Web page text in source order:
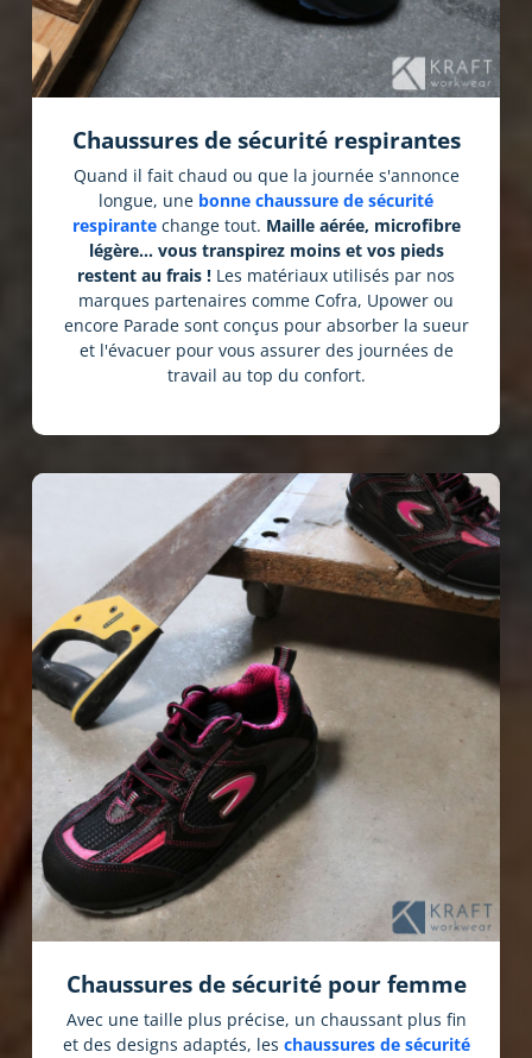
Chaussures de sécurité respirantes
Quand il fait chaud ou que la journée s'annonce
longue, une bonne chaussure de sécurité
respirantechange tout. Maille aérée, microfibre
légère… vous transpirez moins et vos pieds
restent au frais ! Les matériaux utilisés par nos
marques partenaires comme Cofra, Upower ou
encore Parade sont conçus pour absorber la sueur
et l'évacuer pour vous assurer des journées de
travail au top du confort.
Chaussures de sécurité pour femme
Avec une taille plus précise, un chaussant plus fin
et des designs adaptés, les chaussures de sécurité